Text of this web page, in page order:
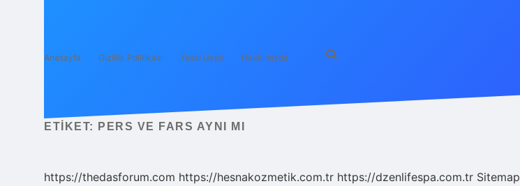
Anasayfa Gizlilik Politikası Yasal Uyarı Hakkımızda
ETIKET: PERS VE FARS AYNI MI
https://thedasforum.com https://hesnakozmetik.com.tr https://dzenlifespa.com.tr Sitemap